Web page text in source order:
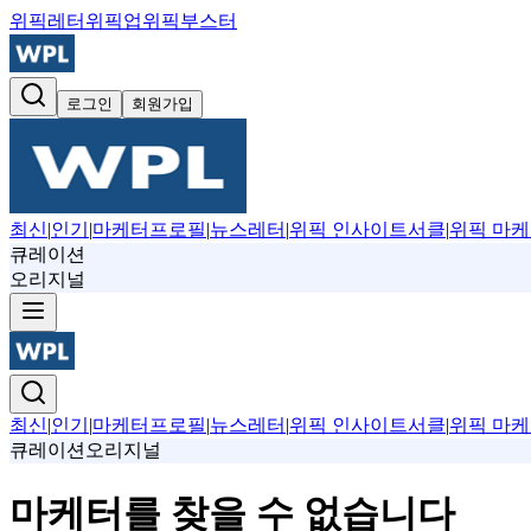
위픽레터 위픽업위픽부스터
로그인 회원가입
최신|인기 |마케터프로필|뉴스레터 |위픽 인사이트서클|위픽 마케
큐레이션
오리지널
최신|인기 |마케터프로필|뉴스레터 |위픽 인사이트서클|위픽 마케
큐레이션 오리지널
마케터를 찾을 수 없습니다